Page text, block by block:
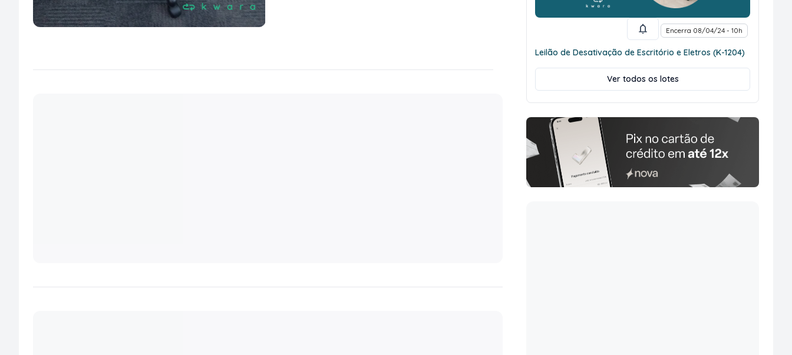
Encerra 08/04/24 - 10h
Leilão de Desativação de Escritório e Eletros (K-1204)
Ver todos os lotes